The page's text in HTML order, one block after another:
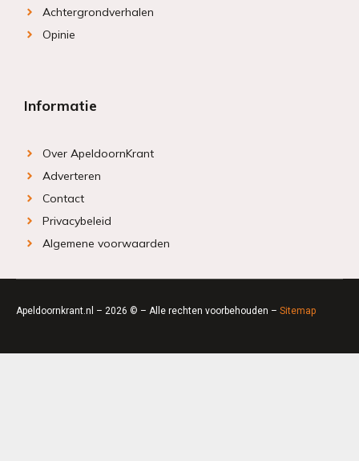
Achtergrondverhalen
Opinie
Informatie
Over ApeldoornKrant
Adverteren
Contact
Privacybeleid
Algemene voorwaarden
Apeldoornkrant.nl – 2026 © – Alle rechten voorbehouden – Sitemap